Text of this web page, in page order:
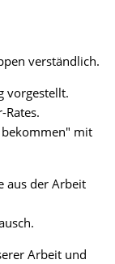
verständlich.
vorgestellt.
bekommen" mit
aus der Arbeit
Arbeit und